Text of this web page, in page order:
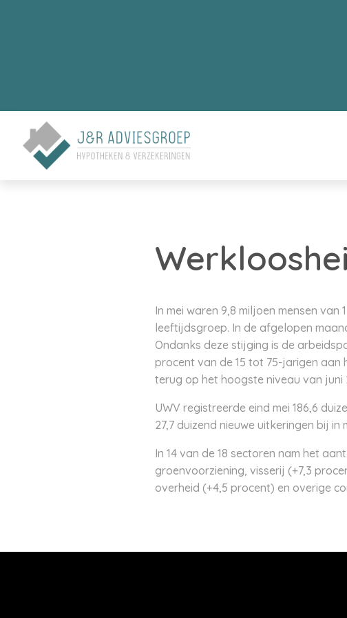
In mei waren 9,8 miljoen mensen
leeftijdsgroep. In de afgelopen
Ondanks deze stijging is de
procent van de 15 tot 75-jarigen aan
terug op het hoogste niveau van juni
UWV registreerde eind mei 186,6
27,7 duizend nieuwe uitkeringen bij
In 14 van de 18 sectoren nam het
groenvoorziening, visserij (+7,3
overheid (+4,5 procent) en overige